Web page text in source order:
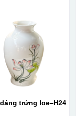
phía dưới
trứng loe–H24